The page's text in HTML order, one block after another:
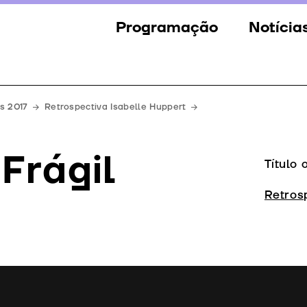
Programação
Eventos
2017 Retrospectiva Isabelle Huppert
Título